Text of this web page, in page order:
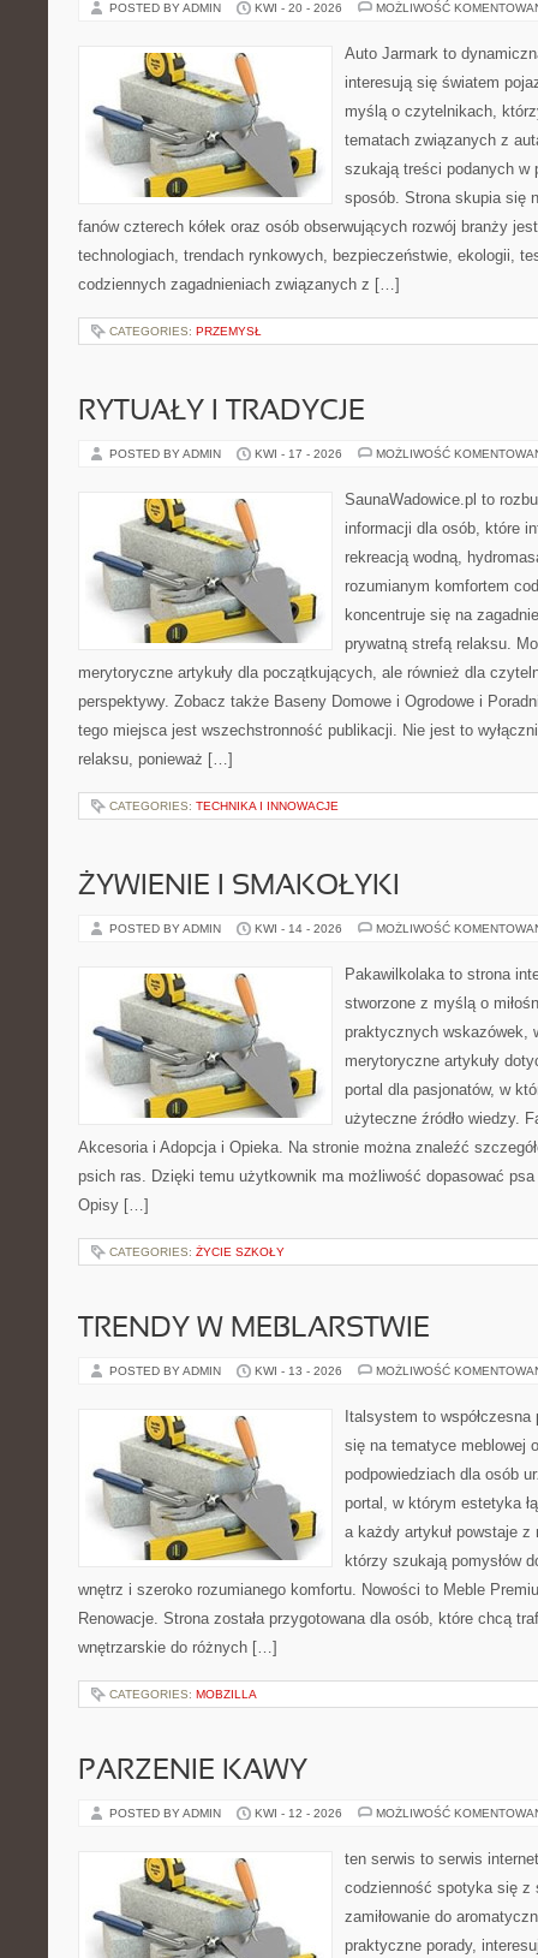
POSTED BY ADMIN KWI - 20 - 2026 MOŻLIWOŚĆ
Auto Jarmark to
interesują się światem
myślą o czytelnikach,
tematach związanych z
szukają treści podanych w
sposób. Strona skupia się
fanów czterech kółek oraz osób obserwujących rozwój branży
technologiach, trendach rynkowych, bezpieczeństwie, ekologii,
codziennych zagadnieniach związanych z […]
CATEGORIES: PRZEMYSŁ
RYTUAŁY I TRADYCJE
POSTED BY ADMIN KWI - 17 - 2026 MOŻLIWOŚĆ
SaunaWadowice.pl to
informacji dla osób, które
rekreacją wodną,
rozumianym komfortem
koncentruje się na
prywatną strefą relaksu.
merytoryczne artykuły dla początkujących, ale również dla
perspektywy. Zobacz także Baseny Domowe i Ogrodowe i
tego miejsca jest wszechstronność publikacji. Nie jest to
relaksu, ponieważ […]
CATEGORIES: TECHNIKA I INNOWACJE
ŻYWIENIE I SMAKOŁYKI
POSTED BY ADMIN KWI - 14 - 2026 MOŻLIWOŚĆ
Pakawilkolaka to strona
stworzone z myślą o
praktycznych wskazówek,
merytoryczne artykuły
portal dla pasjonatów, w
użyteczne źródło wiedzy.
Akcesoria i Adopcja i Opieka. Na stronie można znaleźć
psich ras. Dzięki temu użytkownik ma możliwość dopasować
Opisy […]
CATEGORIES: ŻYCIE SZKOŁY
TRENDY W MEBLARSTWIE
POSTED BY ADMIN KWI - 13 - 2026 MOŻLIWOŚĆ
Italsystem to
się na tematyce meblowej
podpowiedziach dla osób
portal, w którym estetyka
a każdy artykuł powstaje
którzy szukają pomysłów
wnętrz i szeroko rozumianego komfortu. Nowości to Meble
Renowacje. Strona została przygotowana dla osób, które chcą
wnętrzarskie do różnych […]
CATEGORIES: MOBZILLA
PARZENIE KAWY
POSTED BY ADMIN KWI - 12 - 2026 MOŻLIWOŚĆ
ten serwis to serwis
codzienność spotyka się z
zamiłowanie do
praktyczne porady,